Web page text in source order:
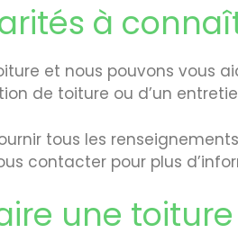
à
et nous pouvons vous
de toiture ou d’un
tous les
contacter pour plus
une